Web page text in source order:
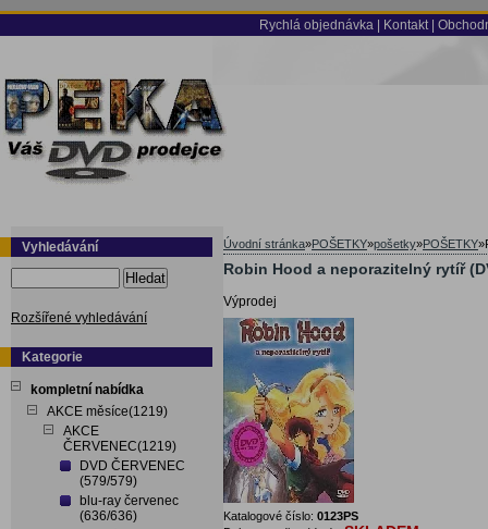
Rychlá objednávka Kontakt
Vyhledávání
Hledat
Rozšířené vyhledávání
Kategorie
kompletní nabídka
AKCE měsíce(1219)
AKCE
ČERVENEC(1219)
DVD ČERVENEC
(579/579)
blu-ray červenec
(636/636)
Úvodní stránka»POŠETKY»pošetky»POŠETKY»
Robin Hood a neporazitelný rytíř
Výprodej
Katalogové číslo: 0123PS